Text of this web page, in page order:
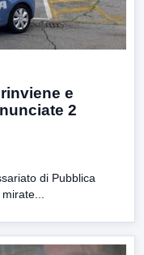
e
2
di Pubblica